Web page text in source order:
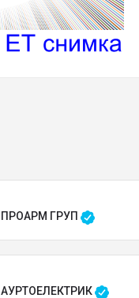
ПРОАРМ ГРУП
АУРТОЕЛЕКТРИК